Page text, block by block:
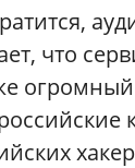
что